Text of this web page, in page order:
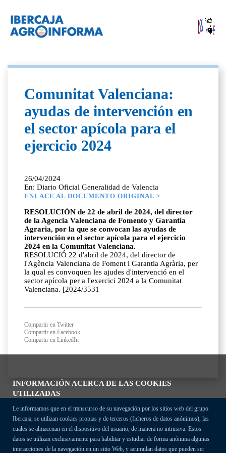
INFORMACIÓN ACERCA DE LAS COOKIES
UTILIZADAS
Le informamos que en el transcurso de su navegación por los sitios web del grupo
Ibercaja, se utilizan cookies propias y de terceros (ficheros de datos anónimos), las
cuales se almacenan en el dispositivo del usuario, de manera no intrusiva. Estos
datos se utilizan exclusivamente para habilitar y estudiar de forma anónima algunas
interacciones de la navegación en un sitio Web, y acumulan datos que pueden ser
Comunitat Valenciana:
ayudas de intervención en
el sector apícola para el
ejercicio 2024
26/04/2024
En: Diario Oficial Generalidad de Valencia
ENLACE AL DOCUMENTO ORIGINAL >
RESOLUCIÓN de 22 de abril de 2024, del director
de la Agencia Valenciana de Fomento y Garantía
Agraria, por la que se convocan las ayudas de
intervención en el sector apícola para el ejercicio
2024 en la Comunitat Valenciana.
RESOLUCIÓ 22 d'abril de 2024, del director de
l'Agència Valenciana de Foment i Garantia Agrària, per
la qual es convoquen les ajudes d'intervenció en el
sector apícola per a l'exercici 2024 a la Comunitat
Valenciana. [2024/3531
Compartir en Twitter
Compartir en Facebook
Compartir en LinkedIn